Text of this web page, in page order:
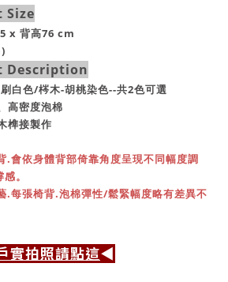
Size
x 背高76 cm
Description
白色/梣木-胡桃染色--共2色可選
高密度泡棉
榫接製作
.會依身體背部倚靠角度呈現不同幅度調
。
.每張椅背.泡棉彈性/鬆緊幅度略有差異不
實拍照請點這◀